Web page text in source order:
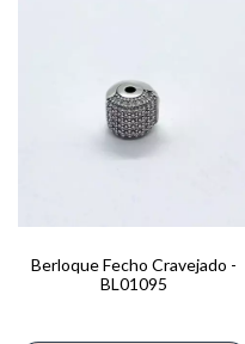
Berloque Fecho Cravejado -
BL01095